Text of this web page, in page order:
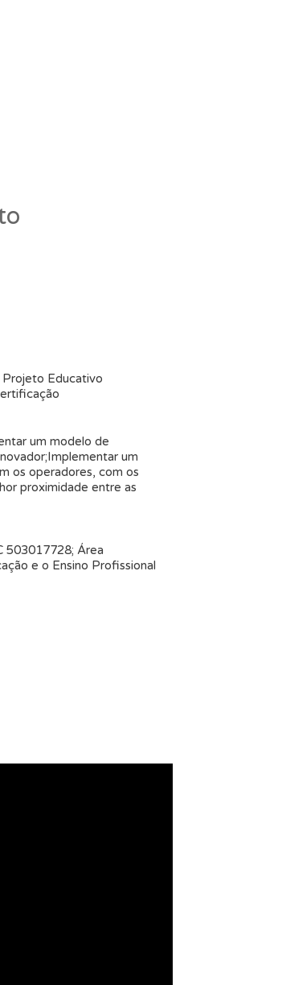
Projeto Educativo
um modelo de
um
os operadores, com os
proximidade entre as
503017728; Área
e o Ensino Profissional